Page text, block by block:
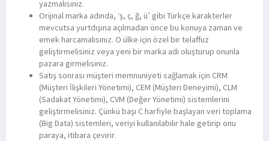
yazmalısınız.
Orijinal marka adında, ‘ş, ç, ğ, ü’ gibi Türkçe karakterler
mevcutsa yurtdışına açılmadan önce bu konuya zaman ve
emek harcamalısınız. O ülke için özel bir telaffuz
geliştirmelisiniz veya yeni bir marka adı oluşturup onunla
pazara girmelisiniz.
Satış sonrası müşteri memnuniyeti sağlamak için CRM
(Müşteri İlişkileri Yönetimi), CEM (Müşteri Deneyimi), CLM
(Sadakat Yönetimi), CVM (Değer Yönetimi) sistemlerini
geliştirmelisiniz. Çünkü başı C harfiyle başlayan veri toplama
(Big Data) sistemleri, veriyi kullanılabilir hale getirip onu
paraya, itibara çevirir.